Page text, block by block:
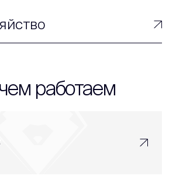
работаем